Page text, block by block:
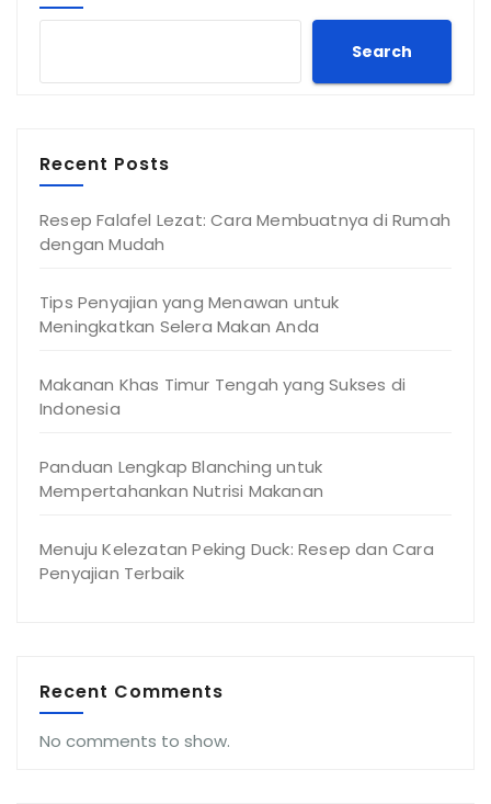
Search
Recent Posts
Resep Falafel Lezat: Cara Membuatnya di Rumah
dengan Mudah
Tips Penyajian yang Menawan untuk
Meningkatkan Selera Makan Anda
Makanan Khas Timur Tengah yang Sukses di
Indonesia
Panduan Lengkap Blanching untuk
Mempertahankan Nutrisi Makanan
Menuju Kelezatan Peking Duck: Resep dan Cara
Penyajian Terbaik
Recent Comments
No comments to show.